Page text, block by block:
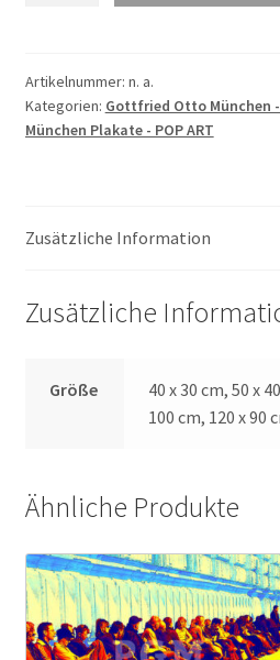
231
Menge
Artikelnummer: n. a.
Kategorien: Gottfried Otto München -
München Plakate - POP ART
Zusätzliche Information
Zusätzliche
Größe
40 x 30 cm, 50 x
100 cm, 120 x 90
Ähnliche Produkte